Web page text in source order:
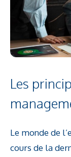
Les
Le monde de
cours de la